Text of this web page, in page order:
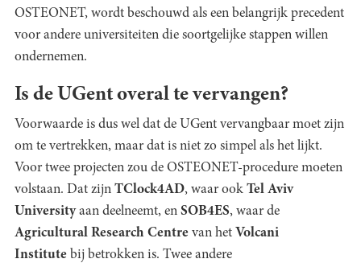
OSTEONET, wordt beschouwd als een belangrijk precedent
voor andere universiteiten die soortgelijke stappen willen
ondernemen.
Is de UGent overal te vervangen?
Voorwaarde is dus wel dat de UGent vervangbaar moet zijn
om te vertrekken, maar dat is niet zo simpel als het lijkt.
Voor twee projecten zou de OSTEONET-procedure moeten
volstaan. Dat zijn TClock4AD, waar ook Tel Aviv
Universityaan deelneemt, en SOB4ES, waar de
Agricultural Research Centre van het Volcani
Institute bij betrokken is. Twee andere